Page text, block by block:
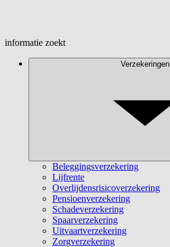
informatie zoekt
Verzekeringen
Beleggingsverzekering
Lijfrente
Overlijdensrisicoverzekering
Pensioenverzekering
Schadeverzekering
Spaarverzekering
Uitvaartverzekering
Zorgverzekering